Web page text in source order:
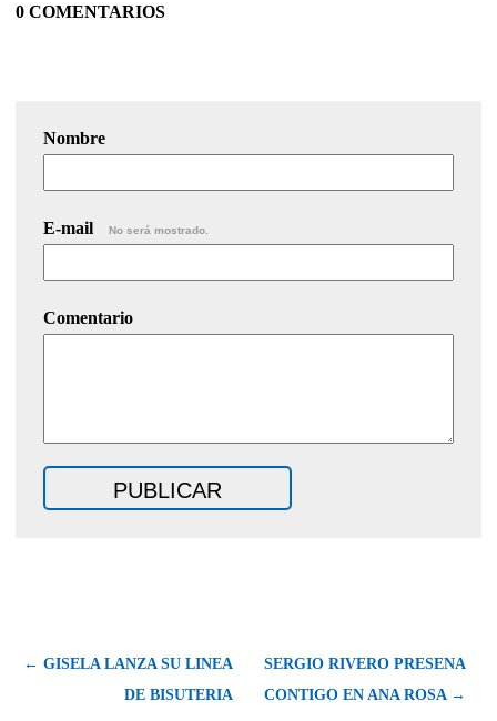
0 COMENTARIOS
Nombre
E-mail No será mostrado.
Comentario
← GISELA LANZA SU LINEA
DE BISUTERIA
SERGIO RIVERO PRESENA
CONTIGO EN ANA ROSA →